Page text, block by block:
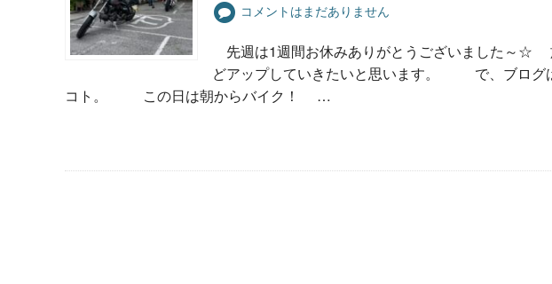
コメントはまだありません
先週は1週間お休みありがとうございました～
どアップしていきたいと思います。 で、ブログ
コト。 この日は朝からバイク！ …